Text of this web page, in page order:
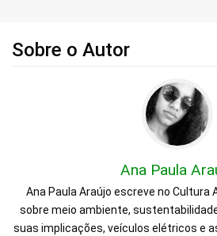
Sobre o Autor
Ana Paula
Ana Paula Araújo escreve no Cultura
sobre meio ambiente,
suas implicações, veículos elétricos e